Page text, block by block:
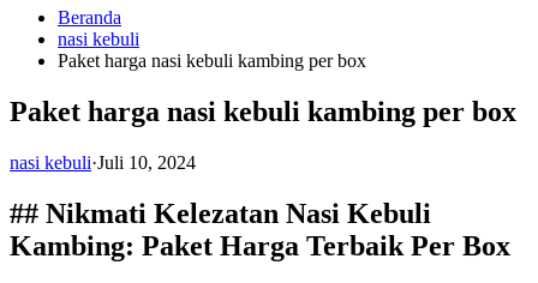
Beranda
nasi kebuli
Paket harga nasi kebuli kambing per box
Paket harga nasi kebuli kambing per box
nasi kebuli·Juli 10, 2024
## Nikmati Kelezatan Nasi Kebuli
Kambing: Paket Harga Terbaik Per Box